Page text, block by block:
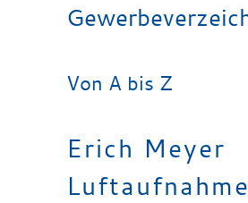
Von A bis Z
Erich Meyer